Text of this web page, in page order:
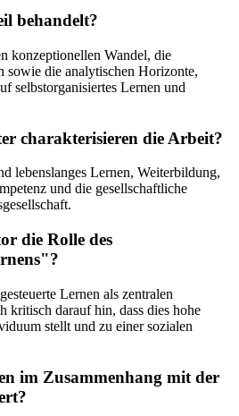
behandelt?
konzeptionellen Wandel, die
sowie die analytischen Horizonte,
selbstorganisiertes Lernen und
charakterisieren die Arbeit?
lebenslanges Lernen, Weiterbildung,
und die gesellschaftliche
die Rolle des
Lernen als zentralen
kritisch darauf hin, dass dies hohe
stellt und zu einer sozialen
im Zusammenhang mit der